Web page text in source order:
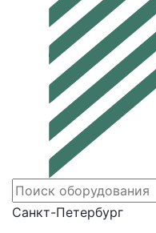
Санкт-Петербург